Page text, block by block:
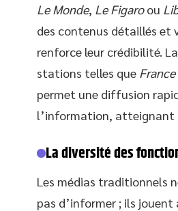
Le Monde, Le Figaroou
des contenus détaillés et
renforce leur crédibilité.
stations telles que
permet une diffusion
l’information, atteignant
La diversité des
Les médias traditionnels
pas d’informer ; ils jouent